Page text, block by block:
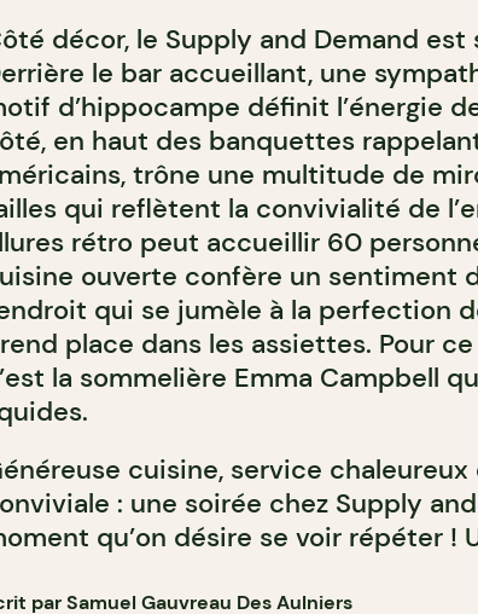
décor, le Supply and Demand
le bar accueillant, une
d’hippocampe définit l’énergie
en haut des banquettes
trône une multitude de
qui reflètent la convivialité de
rétro peut accueillir 60
ouverte confère un sentiment
qui se jumèle à la perfection
place dans les assiettes. Pour
la sommelière Emma Campbell
cuisine, service
: une soirée chez Supply
qu’on désire se voir répéter !
par Samuel Gauvreau Des Aulniers